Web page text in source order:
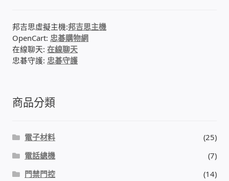
租屋維修、租屋安全
智慧電錶、儲值、雲端 電子式電錶
線上網路購物
DIY材料
邦吉思虛擬主機:邦吉思主機
OpenCart: 忠碁購物網
在線聊天:在線聊天
忠碁守護: 忠碁守護
商品分類
電子材料
(25)
電話總機
(7)
門禁門控
(14)